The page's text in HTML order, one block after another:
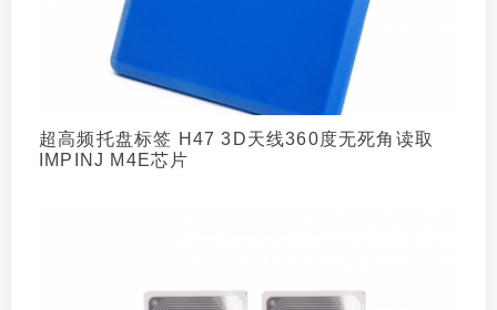
超高频托盘标签 H47 3D天线360度无死角读取
IMPINJ M4E芯片